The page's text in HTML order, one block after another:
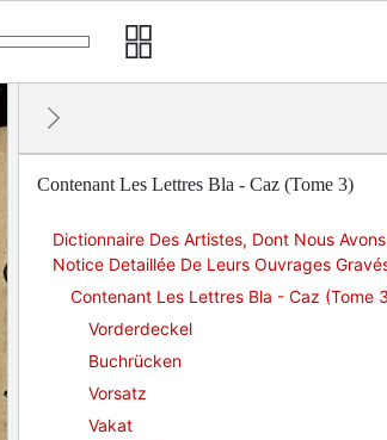
Contenant Les Lettres Bla - Caz (Tome 3)
Dictionnaire Des Artistes, Dont Nous
Notice Detaillée De Leurs Ouvrages
Contenant Les Lettres Bla - Caz (Tome
Vorderdeckel
Buchrücken
Vorsatz
Vakat